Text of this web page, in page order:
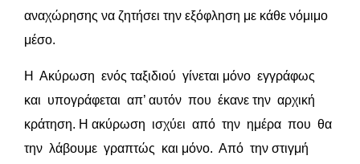
αναχώρησης να ζητήσει την εξόφληση με κάθε νόμιμο
μέσο.
Η Ακύρωση ενός ταξιδιού γίνεται μόνο εγγράφως
και υπογράφεται απ’ αυτόν που έκανε την αρχική
κράτηση. Η ακύρωση ισχύει από την ημέρα που θα
την λάβουμε γραπτώς και μόνο. Από την στιγμή